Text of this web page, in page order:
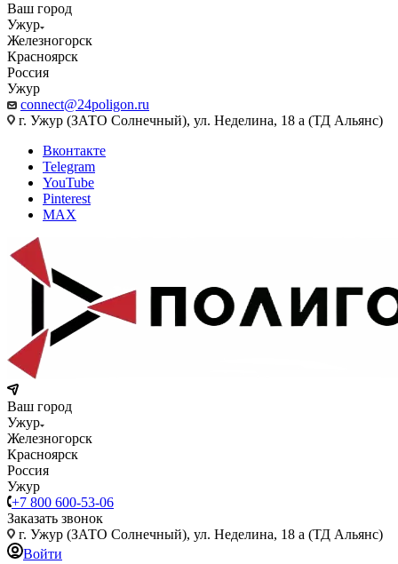
Ваш город
Ужур
Железногорск
Красноярск
Россия
Ужур
connect@24poligon.ru
г. Ужур (ЗАТО Солнечный), ул. Неделина, 18 а (ТД Альянс)
Вконтакте
Telegram
YouTube
Pinterest
MAX
Ваш город
Ужур
Железногорск
Красноярск
Россия
Ужур
+7 800 600-53-06
Заказать звонок
г. Ужур (ЗАТО Солнечный), ул. Неделина, 18 а (ТД Альянс)
Войти